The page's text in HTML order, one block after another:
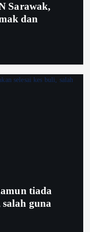
Sarawak,
dan
tiada
guna